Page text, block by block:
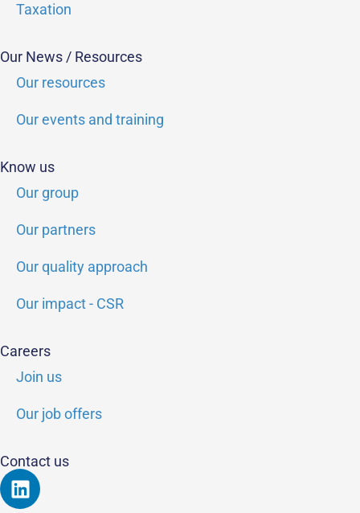
Taxation
Our News / Resources
Our resources
Our events and training
Know us
Our group
Our partners
Our quality approach
Our impact - CSR
Careers
Join us
Our job offers
Contact us
Linkedin
Youtube